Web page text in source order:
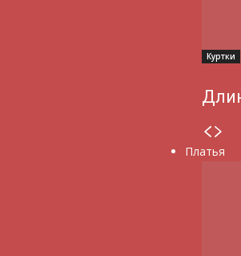
Куртки
Платья